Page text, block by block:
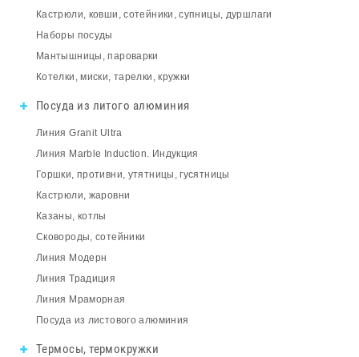
Кастрюли, ковши, сотейники, супницы, дуршлаги
Наборы посуды
Мантышницы, пароварки
Котелки, миски, тарелки, кружки
Посуда из литого алюминия
Линия Granit Ultra
Линия Marble Induction. Индукция
Горшки, противни, утятницы, гусятницы
Кастрюли, жаровни
Казаны, котлы
Сковороды, сотейники
Линия Модерн
Линия Традиция
Линия Мраморная
Посуда из листового алюминия
Термосы, термокружки